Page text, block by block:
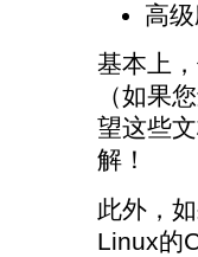
高
基本上
（如果
望这些
解！
此外，
Linux的